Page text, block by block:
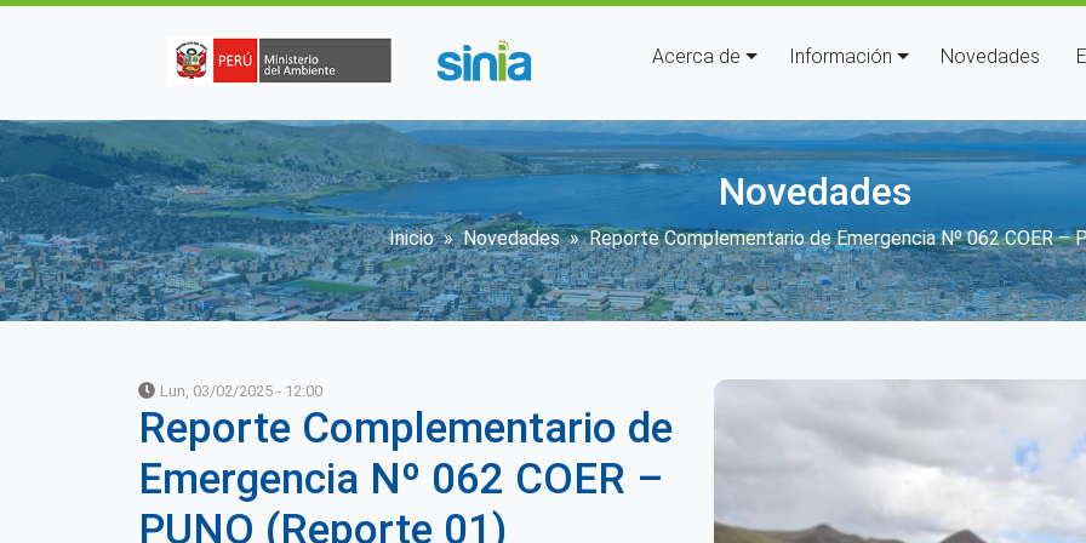
Navegación principal
Acerca de Información Novedades
Novedades
Sobrescribir enlaces de ayuda a la
Inicio Novedades Reporte Complementario de Emergencia Nº 062 COER –
Lun, 03/02/2025 - 12:00
Reporte Complementario de
Emergencia Nº 062 COER –
PUNO (Reporte 01)